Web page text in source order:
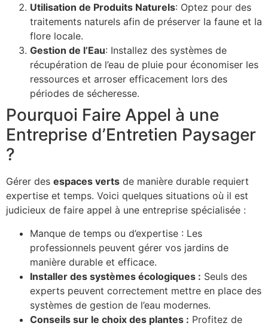
Utilisation de Produits Naturels: Optez pour des
traitements naturels afin de préserver la faune et la
flore locale.
Gestion de l’Eau: Installez des systèmes de
récupération de l’eau de pluie pour économiser les
ressources et arroser efficacement lors des
périodes de sécheresse.
Pourquoi Faire Appel à une
Entreprise d’Entretien Paysager
?
Gérer des espaces verts de manière durable requiert
expertise et temps. Voici quelques situations où il est
judicieux de faire appel à une entreprise spécialisée :
Manque de temps ou d’expertise : Les
professionnels peuvent gérer vos jardins de
manière durable et efficace.
Installer des systèmes écologiques : Seuls des
experts peuvent correctement mettre en place des
systèmes de gestion de l’eau modernes.
Conseils sur le choix des plantes : Profitez de